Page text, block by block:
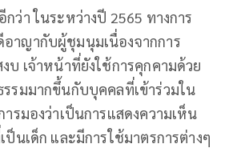
ว่า ในระหว่างปี 2565 ทางการ
อาญากับผู้ชุมนุมเนื่องจากการ
บ เจ้าหน้าที่ยังใช้การคุกคามด้วย
รรมมากขึ้นกับบุคคลที่เข้าร่วมใน
ารมองว่าเป็นการแสดงความเห็น
ป็นเด็ก และมีการใช้มาตรการต่างๆ